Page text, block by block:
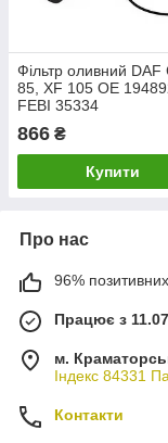
Фільтр оливний DAF
85, XF 105 OE
FEBI 35334
866 ₴
Купити
Про нас
96% позитивних
Працює з
м.
Індекс 84331
Контакти